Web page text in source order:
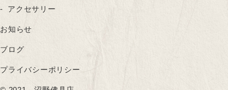
アクセサリー
お知らせ
ブログ
プライバシーポリシー